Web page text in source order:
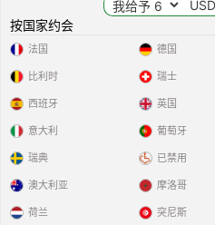
按国家约会
法国
比利时
西班牙
意大利
瑞典
德国
瑞士
英国
葡萄牙
已禁用
澳大利亚
荷兰
摩洛哥
突尼斯